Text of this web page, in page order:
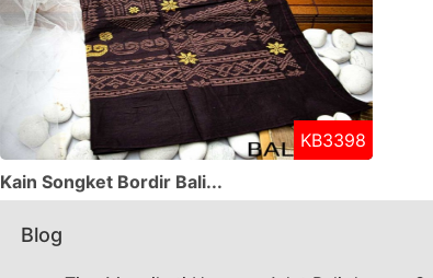
KB3398
Kain Songket Bordir Bali...
Blog